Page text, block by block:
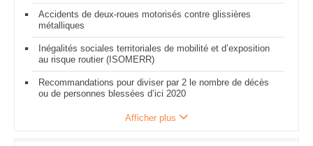
Accidents de deux-roues motorisés contre glissières
métalliques
Inégalités sociales territoriales de mobilité et d’exposition
au risque routier (ISOMERR)
Recommandations pour diviser par 2 le nombre de décès
ou de personnes blessées d’ici 2020
Afficher plus